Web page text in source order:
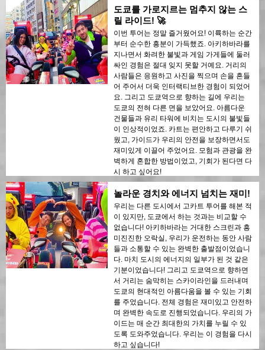
도쿄를 가로지르는 멈추지 않는 스
릴 라이드! 🚀
이번 투어는 정말 즐거웠어요! 이륙하는 순간
부터 순수한 흥분이 가득했죠. 아키하바라를
지나면서 화려한 불빛과 게임 가게들에 둘러
싸인 경험은 절대 잊지 못할 거예요. 거리의
사람들은 응원하고 사진을 찍으며 손을 흔들
어 주어서 더욱 인터랙티브한 경험이 되었어
요. 그리고 도쿄역으로 향하는 길에 우리는
도쿄의 전혀 다른 면을 보았어요. 아름다운
건물들과 유리 타워에 비치는 도시의 불빛들
이 인상적이었죠. 카트는 편안하고 다루기 쉬
웠고, 가이드가 우리의 안전을 보장하면서도
재미있게 이끌어 주었어요. 모험과 관광을 완
벽하게 혼합한 방법이었고, 기회가 된다면 다
시 하고 싶어요!
놀라운 경치와 에너지 넘치는 재미!
우리는 다른 도시에서 고카트 투어를 해본 적
이 있지만, 도쿄에서 하는 것과는 비교할 수
없습니다! 아키하바라는 거대한 스크린과 흥
미진진한 오락실, 우리가 운전하는 동안 사람
들과 소통할 수 있는 완벽한 출발점이었습니
다. 마치 도시의 에너지의 일부가 된 것 같은
기분이었습니다! 그리고 도쿄역으로 향하면
서 거리는 숨막히는 스카이라인을 드러내며
도쿄의 현대적인 아름다움을 볼 수 있는 기회
를 주었습니다. 전체 경험은 재미있고 안전하
며 완벽한 속도로 진행되었습니다. 우리의 가
이드는 매 순간 최대한의 가치를 누릴 수 있
도록 도와주었습니다. 우리는 이 경험을 다시
하고 싶습니다!